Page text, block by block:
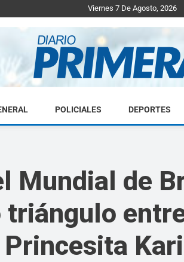
Viernes 7 De Agosto, 2026
POLICIALES DEPORTES
Mundial de